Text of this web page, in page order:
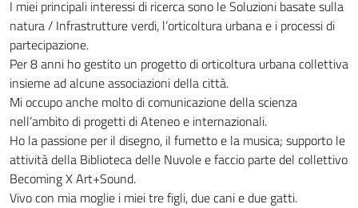
I miei principali interessi di ricerca sono le Soluzioni basate sulla
natura / Infrastrutture verdi, l’orticoltura urbana e i processi di
partecipazione.
Per 8 anni ho gestito un progetto di orticoltura urbana collettiva
insieme ad alcune associazioni della città.
Mi occupo anche molto di comunicazione della scienza
nell’ambito di progetti di Ateneo e internazionali.
Ho la passione per il disegno, il fumetto e la musica; supporto le
attività della Biblioteca delle Nuvole e faccio parte del collettivo
Becoming X Art+Sound.
Vivo con mia moglie i miei tre figli, due cani e due gatti.